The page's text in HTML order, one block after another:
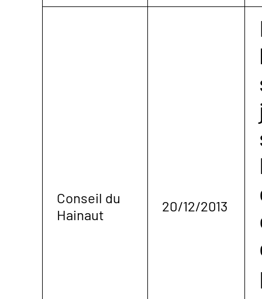
Conseil du
Hainaut
20/12/2013